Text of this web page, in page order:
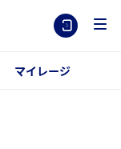
マイレージ